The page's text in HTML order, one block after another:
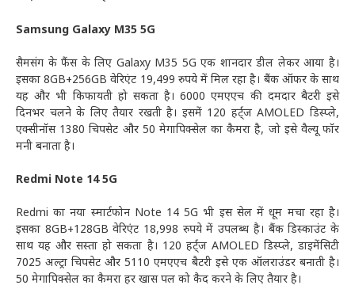
Samsung Galaxy M35 5G
सैमसंग के फैंस के लिए Galaxy M35 5G एक शानदार डील लेकर आया है।
इसका 8GB+256GB वेरिएंट 19,499 रुपये में मिल रहा है। बैंक ऑफर के साथ
यह और भी किफायती हो सकता है। 6000 एमएएच की दमदार बैटरी इसे
दिनभर चलने के लिए तैयार रखती है। इसमें 120 हर्ट्ज AMOLED डिस्प्ले,
एक्सीनॉस 1380 चिपसेट और 50 मेगापिक्सेल का कैमरा है, जो इसे वैल्यू फॉर
मनी बनाता है।
Redmi Note 14 5G
Redmi का नया स्मार्टफोन Note 14 5G भी इस सेल में धूम मचा रहा है।
इसका 8GB+128GB वेरिएंट 18,998 रुपये में उपलब्ध है। बैंक डिस्काउंट के
साथ यह और सस्ता हो सकता है। 120 हर्ट्ज AMOLED डिस्प्ले, डाइमेंसिटी
7025 अल्ट्रा चिपसेट और 5110 एमएएच बैटरी इसे एक ऑलराउंडर बनाती है।
50 मेगापिक्सेल का कैमरा हर खास पल को कैद करने के लिए तैयार है।